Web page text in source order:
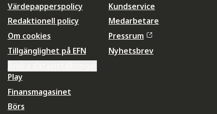
Värdepapperspolicy
Redaktionell policy
Om cookies
Tillgänglighet på EFN
Kundservice
Medarbetare
Pressrum
Nyhetsbrev
Play
Finansmagasinet
Börs